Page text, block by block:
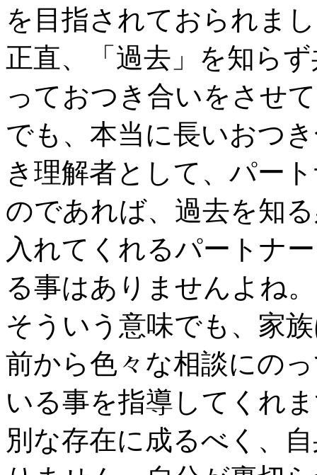
を目指されておられま
正直、「過去」を知ら
っておつき合いをさせ
でも、本当に長いおつ
き理解者として、パー
のであれば、過去を知
入れてくれるパートナ
る事はありませんよね。
そういう意味でも、家
前から色々な相談にの
いる事を指導してくれ
別な存在に成るべく、